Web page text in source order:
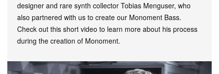
designer and rare synth collector Tobias Menguser, who
also partnered with us to create our Monoment Bass.
Check out this short video to learn more about his process
during the creation of Monoment.